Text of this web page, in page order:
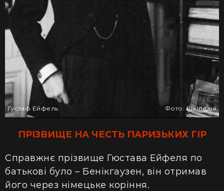
Густаф Ейфель Фото: Вікіпедія
ПРІЗВИЩЕ НА ЧЕСТЬ ПАРИЗЬКИХ ГІР
Справжнє прізвище Гюстава Ейфеля по
батькові було – Бенікгаузен, він отримав
його через німецьке коріння.